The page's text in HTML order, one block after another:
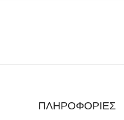
ΠΛΗΡΟΦΟΡΙΕΣ